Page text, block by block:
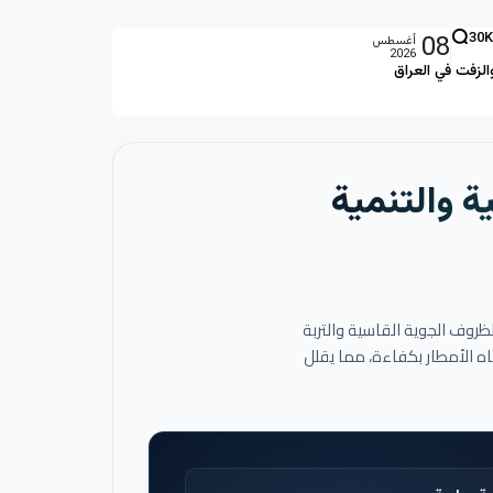
في العراق
30K
08 أغسطس
2026
والتنمية
الجوية القاسية والتربة
الأمطار بكفاءة، مما يقلل